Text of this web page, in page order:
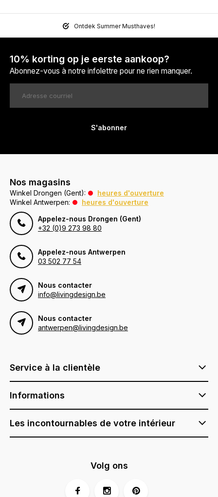
Ontdek Summer Musthaves!
10% korting op je eerste aankoop?
Abonnez-vous à notre infolettre pour ne rien manquer.
S'abonner
Nos magasins
Winkel Drongen (Gent):
heures d'ouverture
Winkel Antwerpen:
heures d'ouverture
Appelez-nous Drongen (Gent)
+32 (0)9 273 98 80
Appelez-nous Antwerpen
03 502 77 54
Nous contacter
info@livingdesign.be
Nous contacter
antwerpen@livingdesign.be
Service à la clientèle
Informations
Les incontournables de votre intérieur
Volg ons